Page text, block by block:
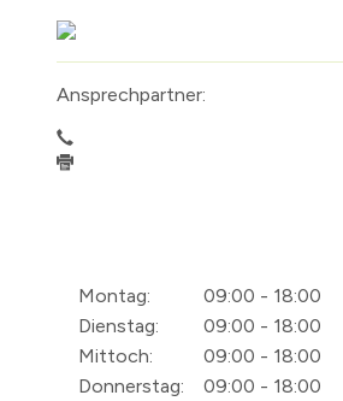
Ansprechpartner:
Montag:
09:00 - 18:00
Dienstag:
09:00 - 18:00
Mittoch:
09:00 - 18:00
Donnerstag:
09:00 - 18:00